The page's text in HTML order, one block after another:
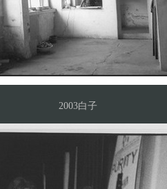
2003白子